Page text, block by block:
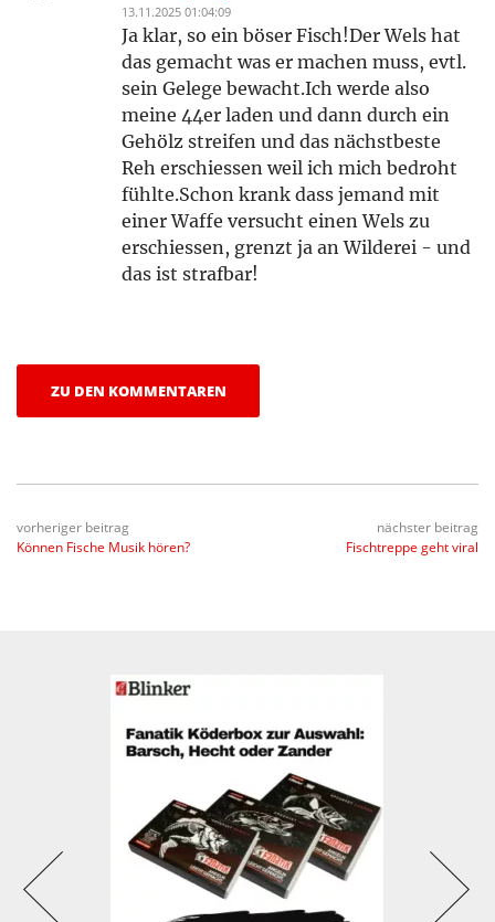
13.11.2025 01:04:09
Ja klar, so ein böser Fisch!Der Wels hat
das gemacht was er machen muss, evtl.
sein Gelege bewacht.Ich werde also
meine 44er laden und dann durch ein
Gehölz streifen und das nächstbeste
Reh erschiessen weil ich mich bedroht
fühlte.Schon krank dass jemand mit
einer Waffe versucht einen Wels zu
erschiessen, grenzt ja an Wilderei - und
das ist strafbar!
ZU DEN KOMMENTAREN
vorheriger beitrag
Können Fische Musik hören?
nächster beitrag
Fischtreppe geht viral